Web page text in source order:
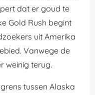
dat er goud te
Gold Rush begint
uit Amerika
Vanwege de
weinig terug.
tussen Alaska